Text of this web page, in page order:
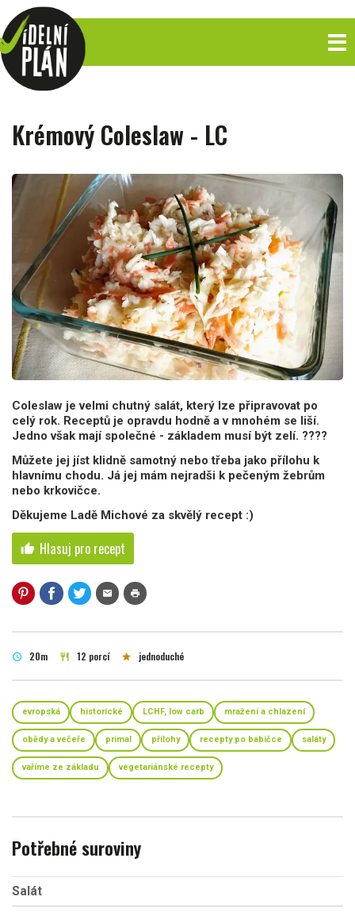
Krémový Coleslaw - LC
Coleslaw je velmi chutný salát, který lze připravovat po
celý rok. Receptů je opravdu hodně a v mnohém se liší.
Jedno však mají společné - základem musí být zelí. ????
Můžete jej jíst klidně samotný nebo třeba jako přílohu k
hlavnímu chodu. Já jej mám nejradši k pečeným žebrům
nebo krkovičce.
Děkujeme Ladě Michové za skvělý recept :)
thumb_up Hlasuj pro recept
mail print
schedule 20m restaurant 12 porcí star jednoduché
evropská historické LCHF, low carb mražení a chlazení
obědy a večeře primal přílohy recepty po babičce saláty
vaříme ze základu vegetariánské recepty
Potřebné suroviny
Salát